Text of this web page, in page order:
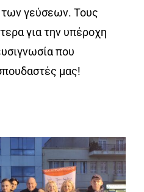
γεύσεων. Τους
για την υπέροχη
που
μας!